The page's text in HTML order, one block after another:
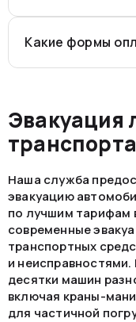
Какие формы
Эвакуация
транспорта
Наша служба
эвакуацию
по лучшим тарифам
современные
транспортных
и
десятки машин
включая краны-
для частичной